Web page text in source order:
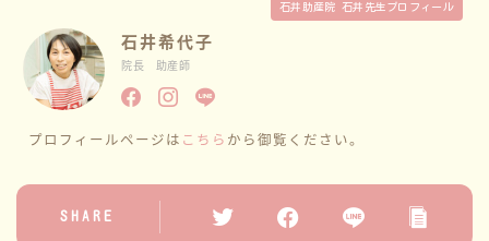
ブログ一覧
石井助産院 石井先生プロフィール
石井希代子
院長 助産師
プロフィールページは こちら から御覧ください。
SHARE